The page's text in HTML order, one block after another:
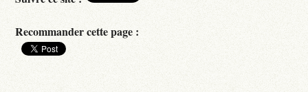
Recommander cette page :